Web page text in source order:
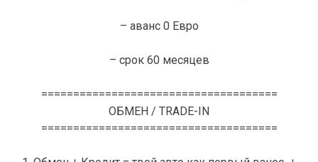
– аванс 0 Евро
– срок 60 месяцев
=====================================
ОБМЕН / TRADE-IN
=====================================